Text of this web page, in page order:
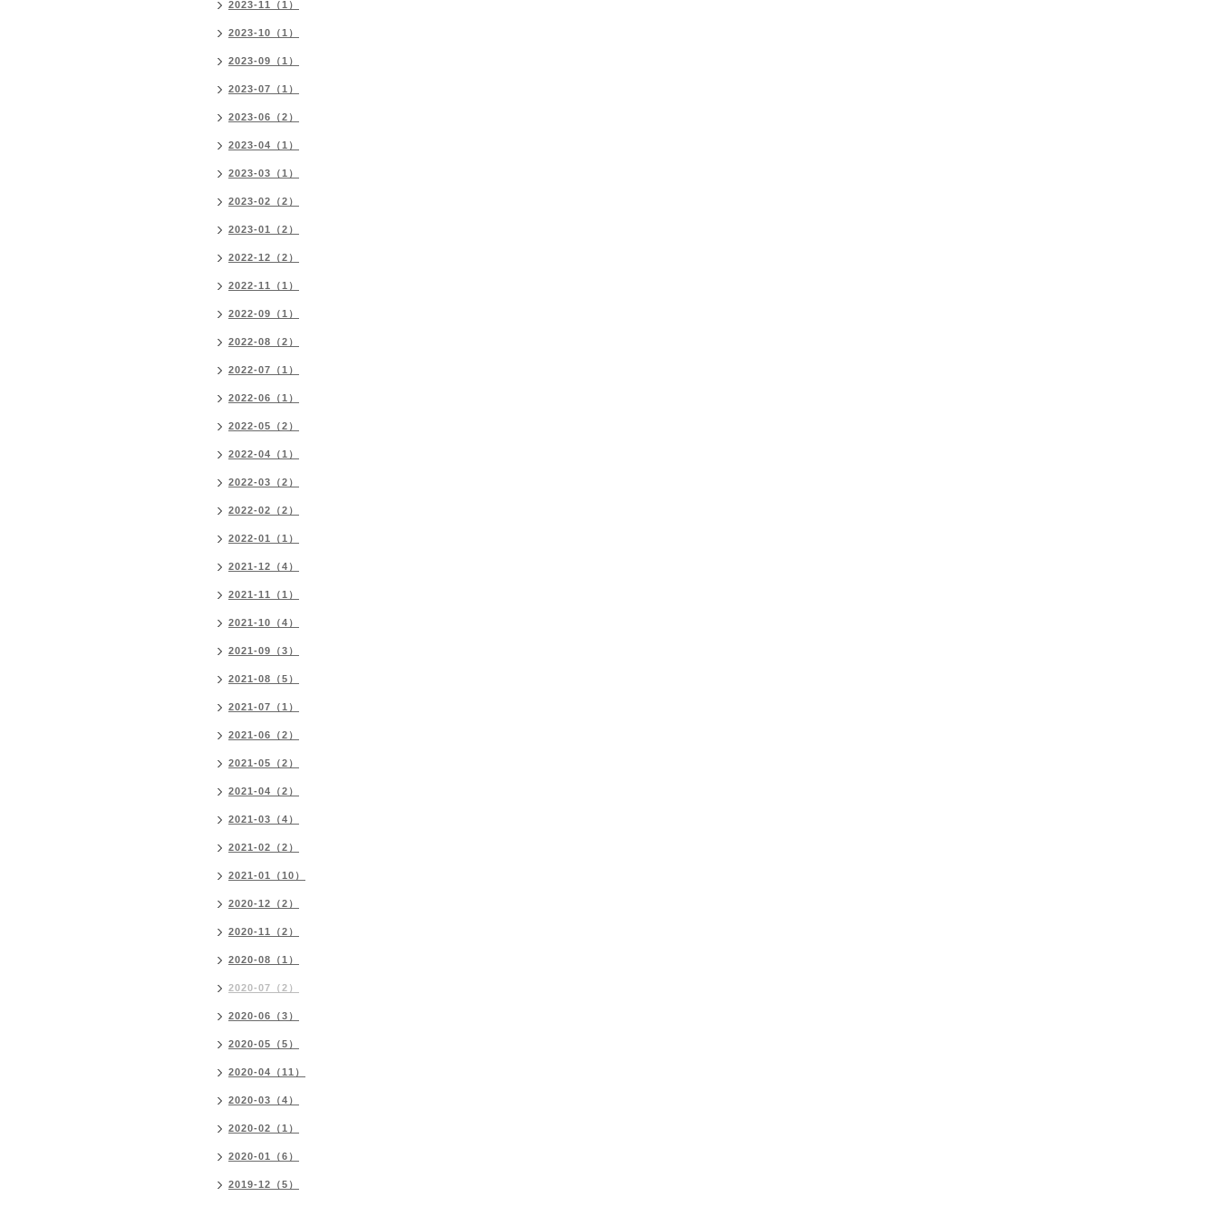
2023-11（1）
2023-10（1）
2023-09（1）
2023-07（1）
2023-06（2）
2023-04（1）
2023-03（1）
2023-02（2）
2023-01（2）
2022-12（2）
2022-11（1）
2022-09（1）
2022-08（2）
2022-07（1）
2022-06（1）
2022-05（2）
2022-04（1）
2022-03（2）
2022-02（2）
2022-01（1）
2021-12（4）
2021-11（1）
2021-10（4）
2021-09（3）
2021-08（5）
2021-07（1）
2021-06（2）
2021-05（2）
2021-04（2）
2021-03（4）
2021-02（2）
2021-01（10）
2020-12（2）
2020-11（2）
2020-08（1）
2020-07（2）
2020-06（3）
2020-05（5）
2020-04（11）
2020-03（4）
2020-02（1）
2020-01（6）
2019-12（5）